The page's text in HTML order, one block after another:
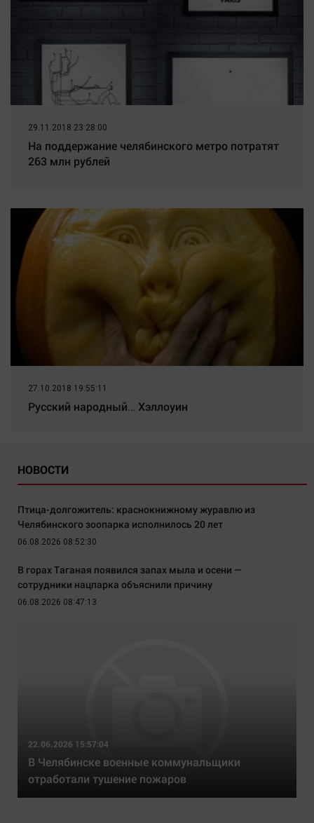
29.11.2018 23:28:00
На поддержание челябинского метро потратят
263 млн рублей
27.10.2018 19:55:11
Русский народный… Хэллоуин
НОВОСТИ
Птица-долгожитель: краснокнижному журавлю из
Челябинского зоопарка исполнилось 20 лет
06.08.2026 08:52:30
В горах Таганая появился запах мыла и осени —
сотрудники нацпарка объяснили причину
06.08.2026 08:47:13
22.06.2026 15:57:04
В Челябинске военные коммунальщики
отработали тушение пожаров